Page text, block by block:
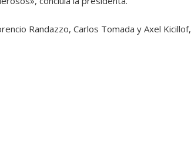
Randazzo, Carlos Tomada y Axel Kicillof,